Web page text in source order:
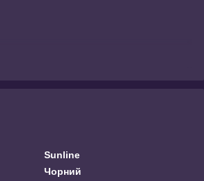
Sunline
Чорний